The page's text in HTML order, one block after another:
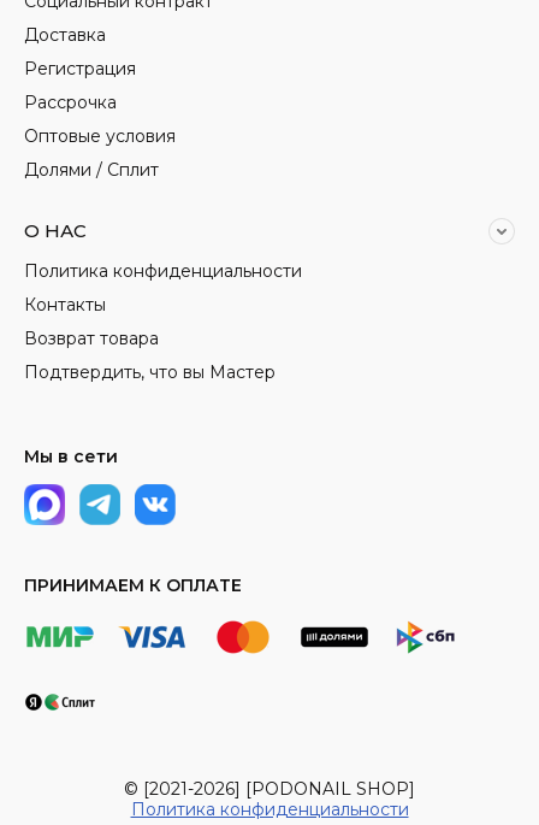
Доставка
Регистрация
Рассрочка
Оптовые условия
Долями / Сплит
О НАС
Политика конфиденциальности
Контакты
Возврат товара
Подтвердить, что вы Мастер
Мы в сети
ПРИНИМАЕМ К ОПЛАТЕ
© [2021-2026] [PODONAIL SHOP]
Политика конфиденциальности